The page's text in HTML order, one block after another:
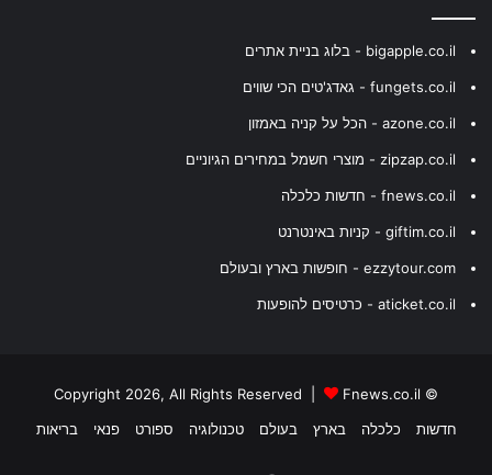
bigapple.co.il - בלוג בניית אתרים
fungets.co.il - גאדג'טים הכי שווים
azone.co.il - הכל על קניה באמזון
zipzap.co.il - מוצרי חשמל במחירים הגיוניים
fnews.co.il - חדשות כלכלה
giftim.co.il - קניות באינטרנט
ezzytour.com - חופשות בארץ ובעולם
aticket.co.il - כרטיסים להופעות
© Copyright 2026, All Rights Reserved |
Fnews.co.il
חדשות
כלכלה בארץ בעולם טכנולוגיה ספורט פנאי בריאות